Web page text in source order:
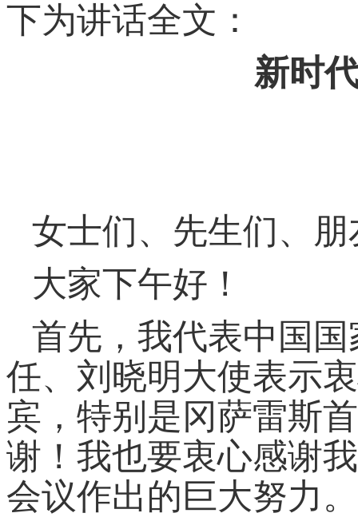
下为讲话全文：
新时
女士们、先生们、朋
大家下午好！
首先，我代表中国
任、刘晓明大使表示
宾，特别是冈萨雷斯
谢！我也要衷心感谢
会议作出的巨大努力。